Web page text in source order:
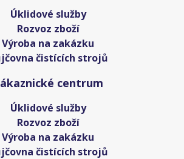
Úklidové služby
Rozvoz zboží
Výroba na zakázku
čistících strojů
centrum
Úklidové služby
Rozvoz zboží
Výroba na zakázku
čistících strojů